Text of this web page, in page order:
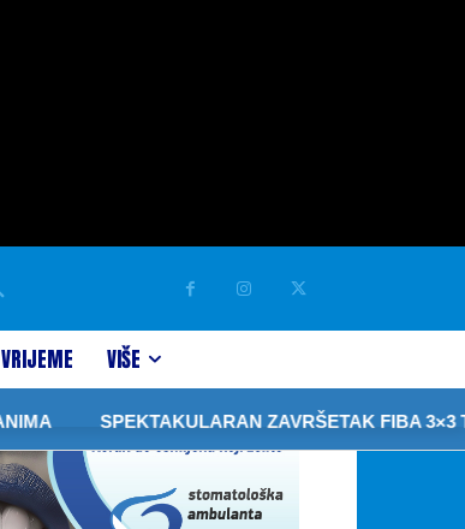
VRIJEME VIŠE
SPEKTAKULARAN ZAVRŠETAK FIBA 3×3